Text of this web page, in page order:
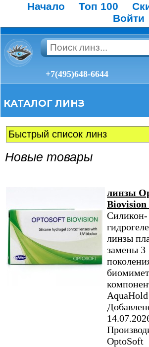
Начало Топ 100
Войти
+7(495)648-6644
КАТАЛОГ ЛИНЗ
Новые товары
линзы
Biovision
Силикон-
линзы
замены 3
AquaHold
OptoSoft